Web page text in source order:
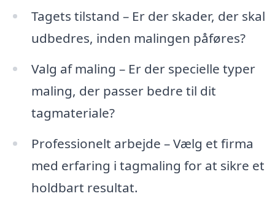
Tagets tilstand – Er der skader, der skal
udbedres, inden malingen påføres?
Valg af maling – Er der specielle typer
maling, der passer bedre til dit
tagmateriale?
Professionelt arbejde – Vælg et firma
med erfaring i tagmaling for at sikre et
holdbart resultat.